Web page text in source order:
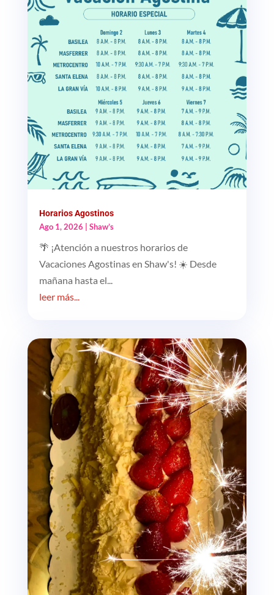
Horarios Agostinos
Ago 1, 2026
Shaw’s
🌴 ¡Atención a nuestros horarios de
Vacaciones Agostinas en Shaw's! ☀️ Desde
mañana hasta el...
leer más...